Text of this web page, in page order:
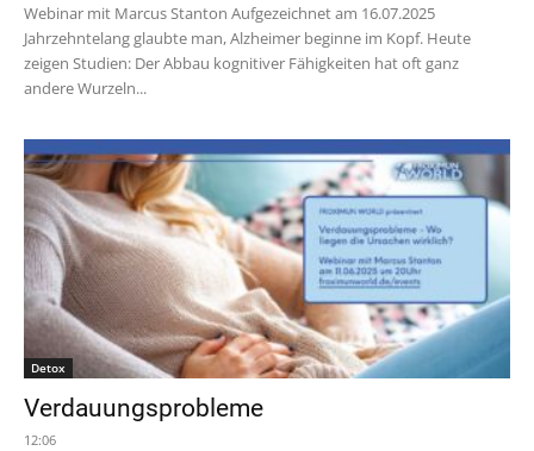
Webinar mit Marcus Stanton Aufgezeichnet am 16.07.2025
Jahrzehntelang glaubte man, Alzheimer beginne im Kopf. Heute
zeigen Studien: Der Abbau kognitiver Fähigkeiten hat oft ganz
andere Wurzeln...
Detox
Verdauungsprobleme
12:06